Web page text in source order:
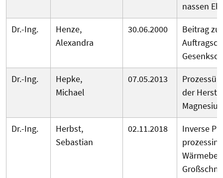
nassen
Dr.-Ing.
Henze,
Alexandra
30.06.2000
Beitrag
Dr.-Ing.
Hepke,
Michael
07.05.2013
der
Dr.-Ing.
Herbst,
Sebastian
02.11.2018
Inverse